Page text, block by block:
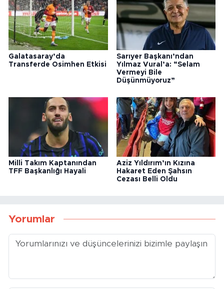
Galatasaray’da
Transferde Osimhen Etkisi
Sarıyer Başkanı’ndan
Yılmaz Vural’a: “Selam
Vermeyi Bile
Düşünmüyoruz”
Milli Takım Kaptanından
TFF Başkanlığı Hayali
Aziz Yıldırım’ın Kızına
Hakaret Eden Şahsın
Cezası Belli Oldu
Yorumlar